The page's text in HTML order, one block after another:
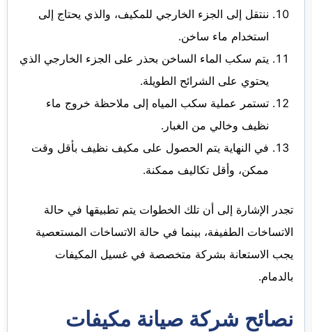
ننتقل إلى الجزء الخارجي للمكيف، والذي يحتاج إلى
استخدام ماء ساخن.
يتم سكب الماء الساخن بحذر على الجزء الخارجي الذي
يحتوي على الشرائح الطويلة.
تستمر عملية سكب المياه إلى ملاحظة خروج ماء
نظيف وخالي من الغبار.
في النهاية يتم الحصول على مكيف نظيف بأقل وقت
ممكن، وأقل تكاليف ممكنة.
تجدر الإشارة إلى أن تلك الخطوات يتم تطبيقها في حالة
الاتساخات الطفيفة، بينما في حالة الاتساخات المستعصية
يجب الاستعانة بشركة متخصصة في غسيل المكيفات
بالدمام.
نصائح شركة صيانة مكيفات